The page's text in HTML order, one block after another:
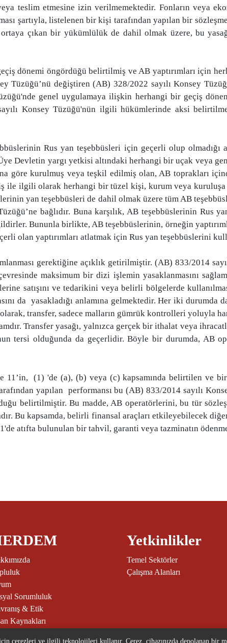
teslim etmesine izin verilmemektedir. Fonların veya
şartıyla, listelenen bir kişi tarafından yapılan bir
çıkan bir yükümlülük de dahil olmak üzere, bu
dönemi öngördüğü belirtilmiş ve AB yaptırımları için
Tüzüğü’nü değiştiren (AB) 328/2022 sayılı Konsey
genel uygulamaya ilişkin herhangi bir geçiş
Konsey Tüzüğü'nün ilgili hükümlerinde aksi
Rus yan teşebbüsleri için geçerli olup olmadığı
Devletin yargı yetkisi altındaki herhangi bir uçak veya
göre kurulmuş veya teşkil edilmiş olan, AB toprakları
ile ilgili olarak herhangi bir tüzel kişi, kurum veya kuruluşa
yan teşebbüsleri de dahil olmak üzere tüm AB
bağlıdır. Buna karşılık, AB teşebbüslerinin Rus
Bununla birlikte, AB teşebbüslerinin, örneğin
olan yaptırımları atlatmak için Rus yan teşebbüslerini
gerektiğine açıklık getirilmiştir. (AB) 833/2014
maksimum bir dizi işlemin yasaklanmasını
satışını ve tedarikini veya belirli bölgelerde
da yasakladığı anlamına gelmektedir. Her iki
transfer, sadece malların gümrük kontrolleri yoluyla
Transfer yasağı, yalnızca gerçek bir ithalat veya
tersi olduğunda da geçerlidir. Böyle bir durumda, AB
11’in, (1) 'de (a), (b) veya (c) kapsamında belirtilen ve
yapılan performansı bu (AB) 833/2014 sayılı
belirtilmiştir. Bu madde, AB operatörlerini, bu tür
Bu kapsamda, belirli finansal araçları etkileyebilecek
atıfta bulunulan bir tahvil, garanti veya tazminatın
Sorumluluk
& Etik
Kaynakları
Yetkinlikler
Temel Sektörler
Çalışma Alanları
ve ilgili teknolojileri kullanır. Çerez, cihazınızda depolanan bir